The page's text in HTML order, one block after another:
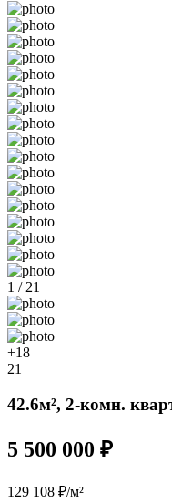
1 / 21
+18
21
42.6м², 2-комн.
5 500 000 ₽
129 108 ₽/м²